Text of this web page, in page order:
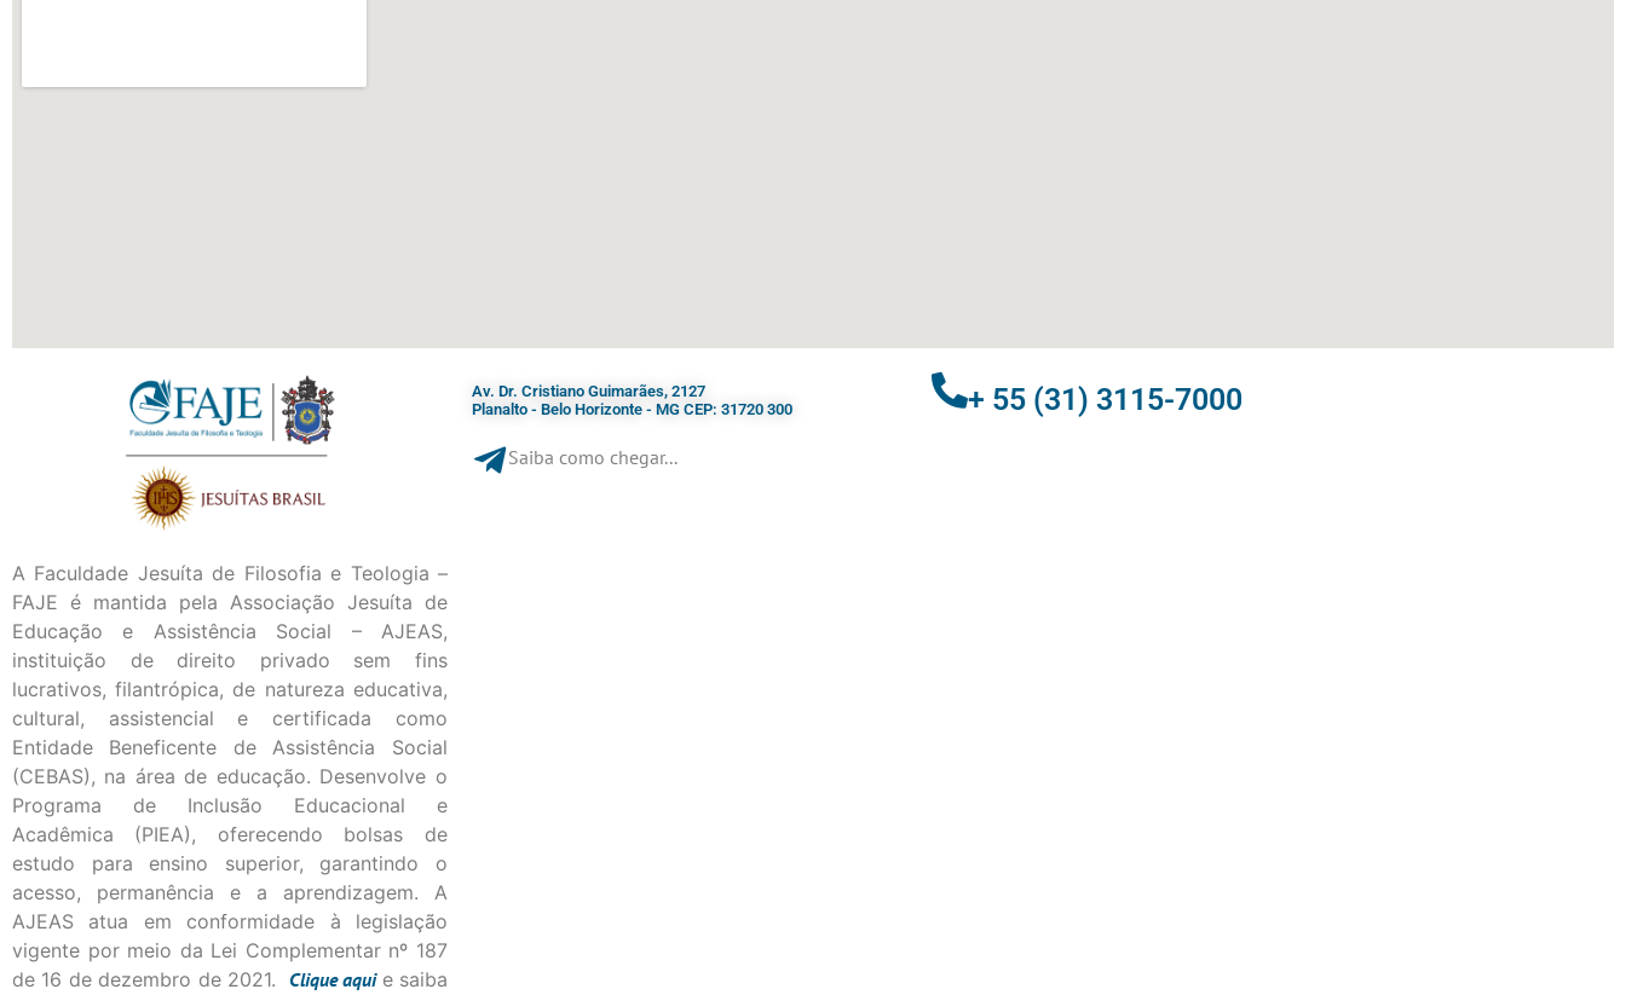
A Faculdade Jesuíta de Filosofia e Teologia –
FAJE é mantida pela Associação Jesuíta de
Educação e Assistência Social – AJEAS,
instituição de direito privado sem fins
lucrativos, filantrópica, de natureza educativa,
cultural, assistencial e certificada como
Entidade Beneficente de Assistência Social
(CEBAS), na área de educação. Desenvolve o
Programa de Inclusão Educacional e
Acadêmica (PIEA), oferecendo bolsas de
estudo para ensino superior, garantindo o
acesso, permanência e a aprendizagem. A
AJEAS atua em conformidade à legislação
vigente por meio da Lei Complementar nº 187
de 16 de dezembro de 2021. Cliqueaqui e saiba
Av. Dr. Cristiano Guimarães, 2127
Planalto - Belo Horizonte - MG CEP: 31720 300
Saiba como chegar...
+ 55 (31) 3115-7000​